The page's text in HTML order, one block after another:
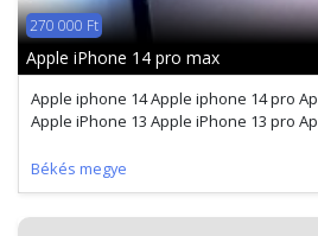
270 000 Ft
Apple iPhone 14 pro max
Apple iphone 14 Apple iphone 14 pro
Apple iPhone 13 Apple iPhone 13 pro
Békés megye